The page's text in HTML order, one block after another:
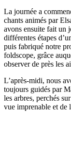
La journée a
chants animés par
avons ensuite fait un
différentes étapes
puis fabriqué notre
foldscope, grâce
observer de près les
L’après-midi, nous
toujours guidés par
les arbres, perchés
vue imprenable et de